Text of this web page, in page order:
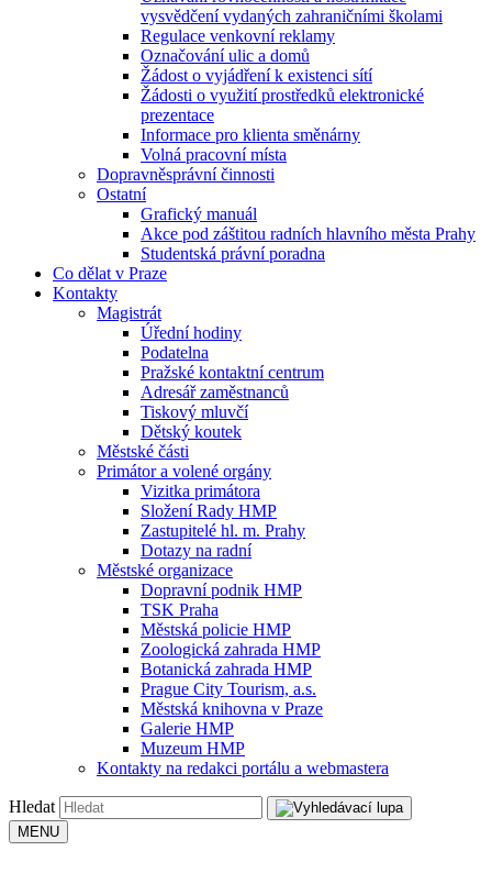
vysvědčení vydaných zahraničními školami
Regulace venkovní reklamy
Označování ulic a domů
Žádost o vyjádření k existenci sítí
Žádosti o využití prostředků elektronické
prezentace
Informace pro klienta směnárny
Volná pracovní místa
Dopravněsprávní činnosti
Ostatní
Grafický manuál
Akce pod záštitou radních hlavního města Prahy
Studentská právní poradna
Co dělat v Praze
Kontakty
Magistrát
Úřední hodiny
Podatelna
Pražské kontaktní centrum
Adresář zaměstnanců
Tiskový mluvčí
Dětský koutek
Městské části
Primátor a volené orgány
Vizitka primátora
Složení Rady HMP
Zastupitelé hl. m. Prahy
Dotazy na radní
Městské organizace
Dopravní podnik HMP
TSK Praha
Městská policie HMP
Zoologická zahrada HMP
Botanická zahrada HMP
Prague City Tourism, a.s.
Městská knihovna v Praze
Galerie HMP
Muzeum HMP
Kontakty na redakci portálu a webmastera
Hledat
MENU